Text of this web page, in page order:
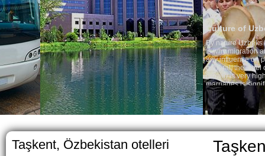
Culture of Uzbekistan
By nature Uzbeks prefer a
is why migration and
any influence on population
general, the level of the
growth is very high. In the
marriages is significantly high
percentage of divorce cases
in the world. According to
family is regarded as
The usual Uzbek family,
rather big. On the average,
5-6 children.
Taşkent, Özbekistan otelleri